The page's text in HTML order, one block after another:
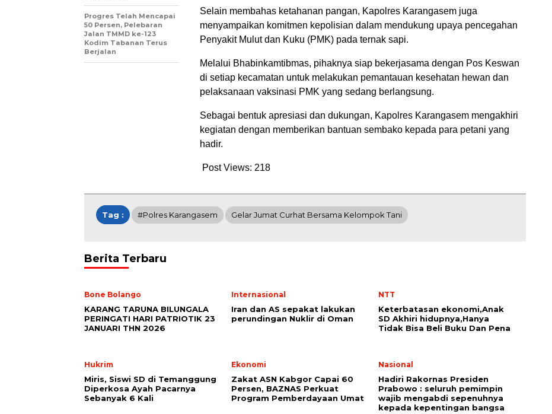
Selain membahas ketahanan pangan, Kapolres Karangasem juga
menyampaikan komitmen kepolisian dalam mendukung upaya pencegahan
Penyakit Mulut dan Kuku (PMK) pada ternak sapi.
Melalui Bhabinkamtibmas, pihaknya siap bekerjasama dengan Pos Keswan
di setiap kecamatan untuk melakukan pemantauan kesehatan hewan dan
pelaksanaan vaksinasi PMK yang sedang berlangsung.
Sebagai bentuk apresiasi dan dukungan, Kapolres Karangasem mengakhiri
kegiatan dengan memberikan bantuan sembako kepada para petani yang
hadir.
Post Views: 218
Progres Telah Mencapai
50 Persen, Pelebaran
Jalan TMMD ke-123
Kodim Tabanan Terus
Berjalan
Tag : #polres Karangasem Gelar Jumat Curhat Bersama Kelompok Tani
Berita Terbaru
Bone Bolango
KARANG TARUNA BILUNGALA
PERINGATI HARI PATRIOTIK 23
JANUARI THN 2026
Internasional
Iran dan AS sepakat lakukan
perundingan Nuklir di Oman
NTT
Keterbatasan ekonomi,Anak
SD Akhiri hidupnya,Hanya
Tidak Bisa Beli Buku Dan Pena
Hukrim
Miris, Siswi SD di Temanggung
Diperkosa Ayah Pacarnya
Sebanyak 6 Kali
Ekonomi
Zakat ASN Kabgor Capai 60
Persen, BAZNAS Perkuat
Program Pemberdayaan Umat
Nasional
Hadiri Rakornas Presiden
Prabowo : seluruh pemimpin
wajib mengabdi sepenuhnya
kepada kepentingan bangsa